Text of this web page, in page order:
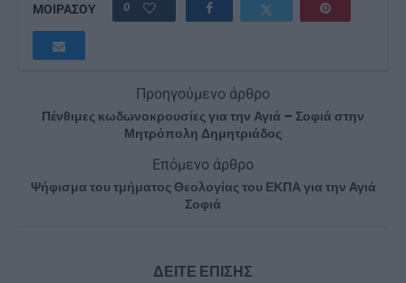
ΜΟΙΡΑΣΟΥ 0
Προηγούμενο άρθρο
Πένθιμες κωδωνοκρουσίες για την Αγιά – Σοφιά στην
Μητρόπολη Δημητριάδος
Επόμενο άρθρο
Ψήφισμα του τμήματος Θεολογίας του ΕΚΠΑ για την Αγιά
Σοφιά
ΔΕΙΤΕ ΕΠΙΣΗΣ